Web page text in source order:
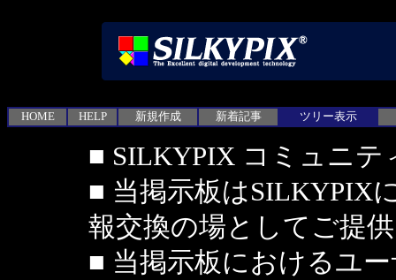
HOME HELP 新規作成 新着記事 ツリー表示
■ SILKYPIX コミュニテ
■ 当掲示板はSILKYPIX
報交換の場としてご提
■ 当掲示板におけるユ